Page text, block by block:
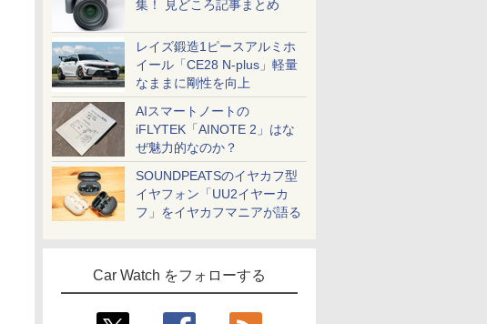
集！ 見どころ記事まとめ
レイズ鍛造1ピースアルミホ
イール「CE28 N-plus」軽量
なままに剛性を向上
AIスマートノートの
iFLYTEK「AINOTE 2」はな
ぜ魅力的なのか？
SOUNDPEATSのイヤカフ型
イヤフォン「UU2イヤーカ
フ」をイヤカフマニアが語る
Car Watch をフォローする